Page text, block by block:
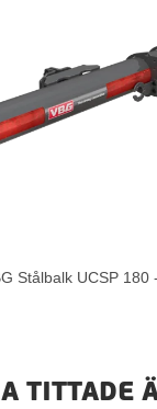
Stålbalk UCSP 180
TITTADE